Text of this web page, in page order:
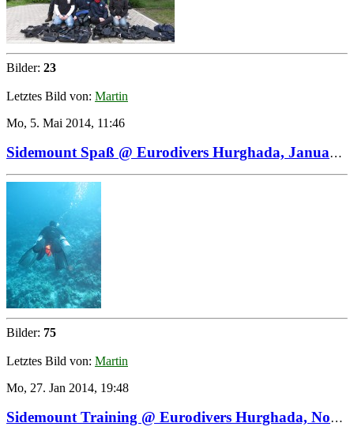
Bilder: 23
Letztes Bild von: Martin
Mo, 5. Mai 2014, 11:46
Sidemount Spaß @ Eurodivers Hurghada, Januar 2014
Bilder: 75
Letztes Bild von: Martin
Mo, 27. Jan 2014, 19:48
Sidemount Training @ Eurodivers Hurghada, November 2013